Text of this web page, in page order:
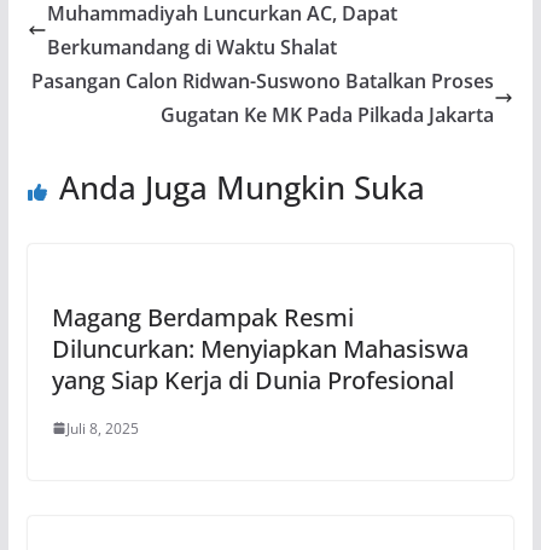
Muhammadiyah Luncurkan AC, Dapat
Berkumandang di Waktu Shalat
Pasangan Calon Ridwan-Suswono Batalkan Proses
Gugatan Ke MK Pada Pilkada Jakarta
Anda Juga Mungkin Suka
Magang Berdampak Resmi
Diluncurkan: Menyiapkan Mahasiswa
yang Siap Kerja di Dunia Profesional
Juli 8, 2025